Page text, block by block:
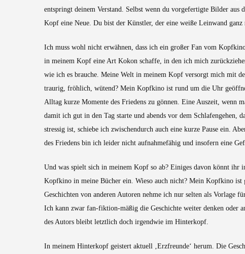
entspringt deinem Verstand. Selbst wenn du vorgefertigte Bilder
Kopf eine Neue. Du bist der Künstler, der eine weiße Leinwand ganz
Ich muss wohl nicht erwähnen, dass ich ein großer Fan vom
in meinem Kopf eine Art Kokon schaffe, in den ich mich
wie ich es brauche. Meine Welt in meinem Kopf versorgt mich mit
traurig, fröhlich, wütend? Mein Kopfkino ist rund um die Uhr
Alltag kurze Momente des Friedens zu gönnen. Eine Auszeit, wenn
damit ich gut in den Tag starte und abends vor dem Schlafengehen,
stressig ist, schiebe ich zwischendurch auch eine kurze Pause ein.
des Friedens bin ich leider nicht aufnahmefähig und insofern eine
Und was spielt sich in meinem Kopf so ab? Einiges davon könnt ihr
Kopfkino in meine Bücher ein. Wieso auch nicht? Mein Kopfkino ist
Geschichten von anderen Autoren nehme ich nur selten als
Ich kann zwar fan-fiktion-mäßig die Geschichte weiter denken oder
des Autors bleibt letztlich doch irgendwie im Hinterkopf.
In meinem Hinterkopf geistert aktuell ‚Erzfreunde‘ herum. Die